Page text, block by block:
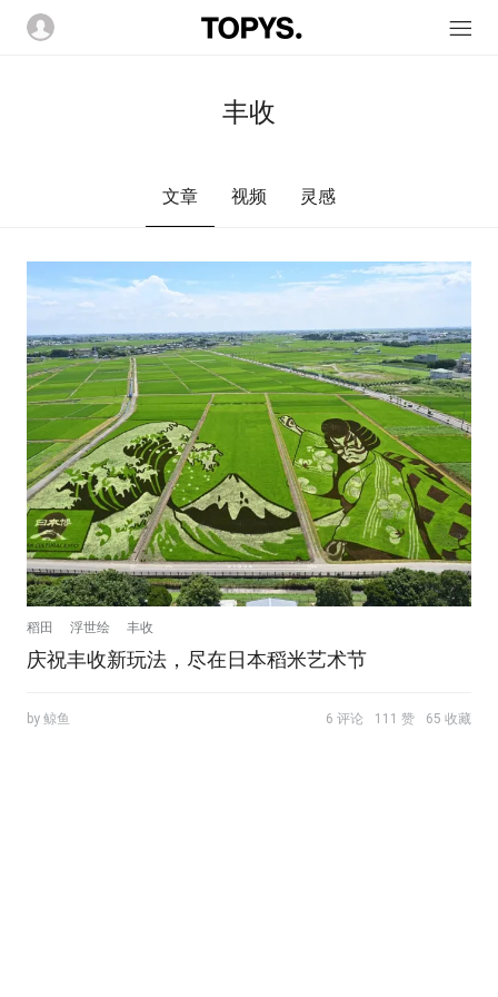
丰收
文章 视频 灵感
稻田 浮世绘 丰收
庆祝丰收新玩法，尽在日本稻米艺术节
by 鲸鱼 6 评论 111 赞 65 收藏